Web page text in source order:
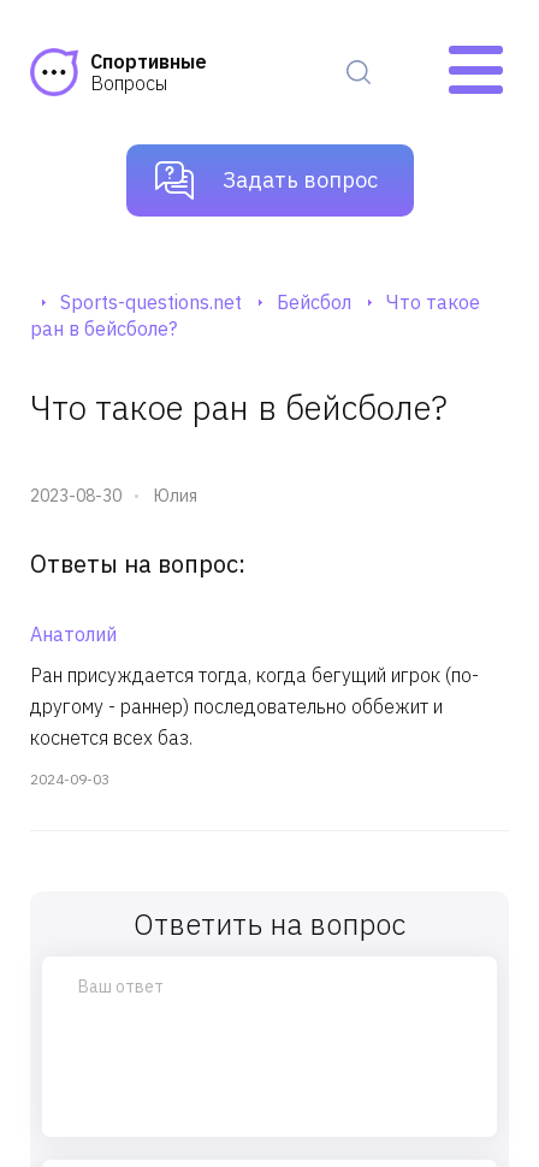
Спортивные
Вопросы
Задать вопрос
Sports-questions.net Бейсбол
Что такое
ран в бейсболе?
Что такое ран в бейсболе?
2023-08-30 Юлия
Ответы на вопрос:
Анатолий
Ран присуждается тогда, когда бегущий игрок (по-
другому - раннер) последовательно оббежит и
коснется всех баз.
2024-09-03
Ответить на вопрос